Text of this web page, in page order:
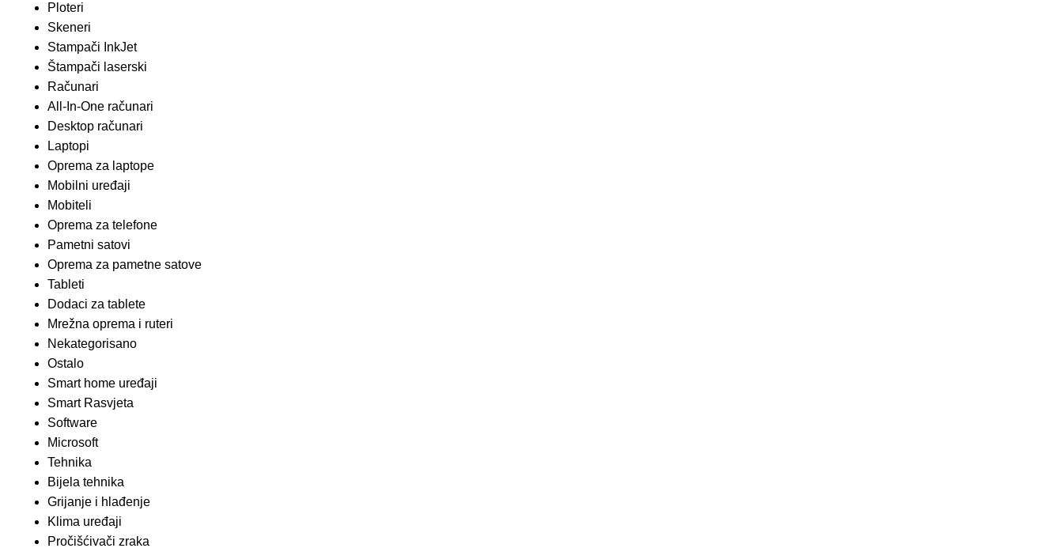
Ploteri
Skeneri
Stampači InkJet
Štampači laserski
Računari
All-In-One računari
Desktop računari
Laptopi
Oprema za laptope
Mobilni uređaji
Mobiteli
Oprema za telefone
Pametni satovi
Oprema za pametne satove
Tableti
Dodaci za tablete
Mrežna oprema i ruteri
Nekategorisano
Ostalo
Smart home uređaji
Smart Rasvjeta
Software
Microsoft
Tehnika
Bijela tehnika
Grijanje i hlađenje
Klima uređaji
Pročišćivači zraka